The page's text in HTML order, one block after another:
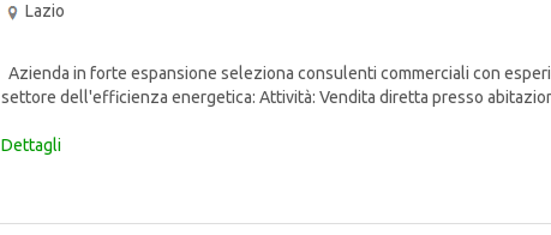
Lazio
Azienda in forte espansione seleziona consulenti commerciali con
settore dell'efficienza energetica: Attività: Vendita diretta presso
Dettagli